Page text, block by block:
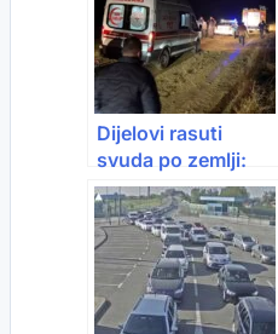
Dijelovi rasuti
svuda po zemlji:
Prvi snimak s
mjesta pada aviona
u Turskoj